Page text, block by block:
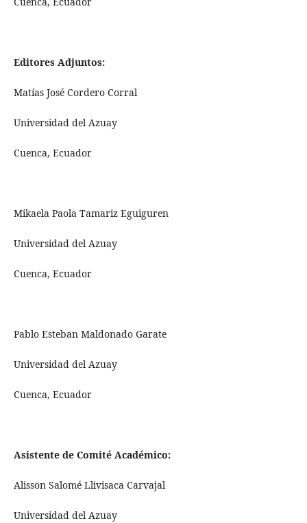
Editores Adjuntos:
Matías José Cordero Corral
Universidad del Azuay
Cuenca, Ecuador
Mikaela Paola Tamariz Eguiguren
Universidad del Azuay
Cuenca, Ecuador
Pablo Esteban Maldonado Garate
Universidad del Azuay
Cuenca, Ecuador
Asistente de Comité Académico:
Alisson Salomé Llivisaca Carvajal
Universidad del Azuay